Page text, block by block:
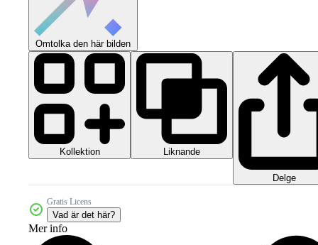
Omtolka den här bilden
Kollektion Liknande
Delge
Gratis Licens
Vad är det här?
Mer info